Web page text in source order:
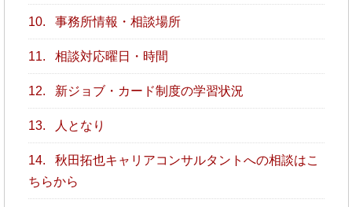
10. 事務所情報・相談場所
11. 相談対応曜日・時間
12. 新ジョブ・カード制度の学習状況
13. 人となり
14.
秋田拓也キャリアコンサルタントへの相談はこ
ちらから